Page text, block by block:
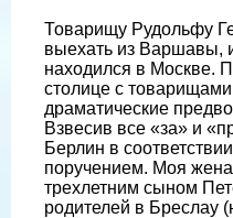
Товарищу Рудольфу
выехать из Варшавы,
находился в Москве.
столице с
драматические
Взвесив все «за» и
Берлин в
поручением. Моя
трехлетним сыном
родителей в Бреслау